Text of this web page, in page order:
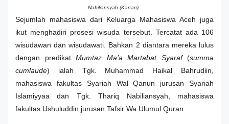
Nabiliansyah (Kanan)
Sejumlah mahasiswa dari Keluarga Mahasiswa Aceh juga
ikut menghadiri prosesi wisuda tersebut. Tercatat ada 106
wisudawan dan wisudawati. Bahkan 2 diantara mereka lulus
dengan predikat Mumtaz Ma’a Martabat Syaraf(summa
cumlaude) ialah Tgk. Muhammad Haikal Bahrudiin,
mahasiswa fakultas Syariah Wal Qanun jurusan Syariah
Islamiyyaa dan Tgk. Thariq Nabiliansyah, mahasiswa
fakultas Ushuluddin jurusan Tafsir Wa Ulumul Quran.